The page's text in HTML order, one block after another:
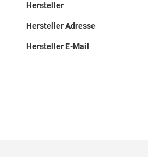
Hersteller
Hersteller Adresse
Hersteller E-Mail